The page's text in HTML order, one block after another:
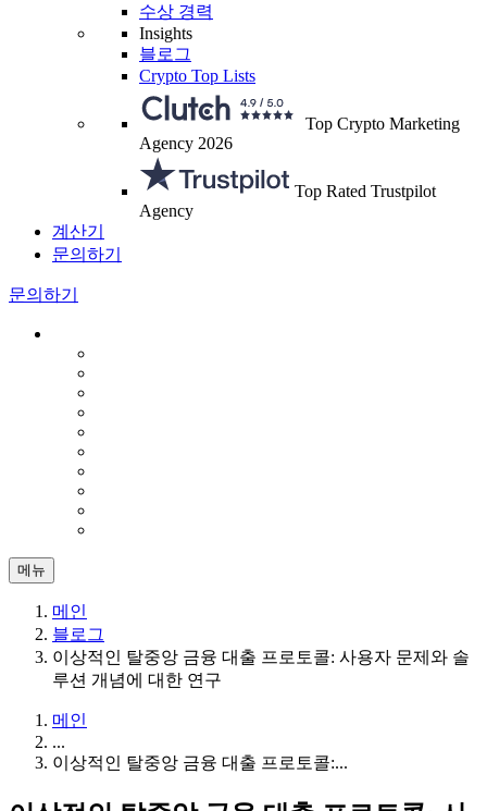
수상 경력
Insights
블로그
Crypto Top Lists
Top Crypto Marketing
Agency 2026
Top Rated Trustpilot
Agency
계산기
문의하기
문의하기
메뉴
메인
블로그
이상적인 탈중앙 금융 대출 프로토콜: 사용자 문제와 솔
루션 개념에 대한 연구
메인
...
이상적인 탈중앙 금융 대출 프로토콜:...